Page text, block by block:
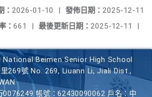
發佈日期： 2025-12-11
： 2026-01-10
|
最後更新日期： 2025-12-11 |
： 661 |
National Beimen Senior High School
里269號 No. 269, Liuann Li, Jiali Dist.,
0076249 帳號：62430090062 戶名：中